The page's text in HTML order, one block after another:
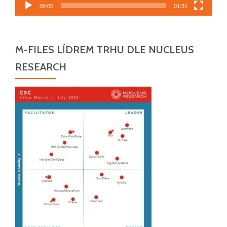
00:00 01:31
M-FILES LÍDREM TRHU DLE NUCLEUS
RESEARCH